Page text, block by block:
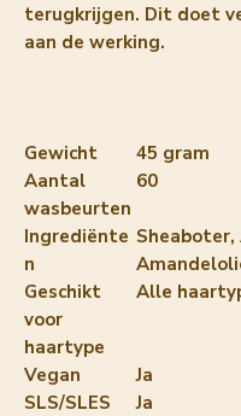
terugkrijgen. Dit doet
aan de werking.
Gewicht
45 gram
Aantal
wasbeurten
60
Ingrediënte
n
Sheaboter,
Geschikt
voor
haartype
Alle
Vegan
Ja
SLS/SLES
Ja